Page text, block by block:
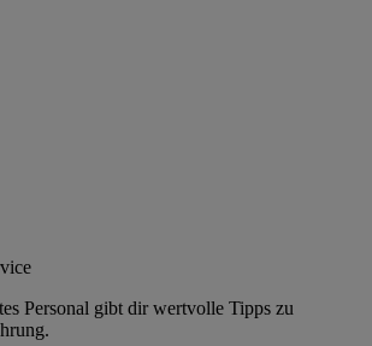
Personal gibt dir wertvolle Tipps zu